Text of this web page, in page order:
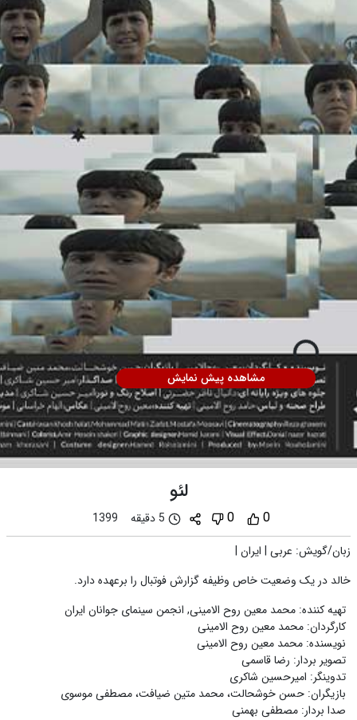
مشاهده پیش نمایش
لئو
0
0 5 دقیقه
1399
زبان/گویش: عربی | ایران |
خالد در یک وضعیت خاص وظیفه گزارش فوتبال را برعهده دارد.
تهیه کننده: محمد معین روح الامینی, انجمن سینمای جوانان ایران
کارگردان: محمد معین روح الامینی
نویسنده: محمد معین روح الامینی
تصویر بردار: رضا قاسمی
تدوینگر: امیرحسین شاکری
بازیگران: حسن خوشحالت، محمد متین ضیافت، مصطفی موسوی
صدا بردار: مصطفی بهمنی